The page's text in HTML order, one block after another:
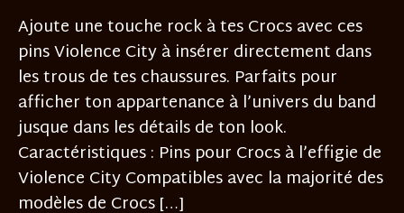
Ajoute une touche rock à tes Crocs avec ces
pins Violence City à insérer directement dans
les trous de tes chaussures. Parfaits pour
afficher ton appartenance à l’univers du band
jusque dans les détails de ton look.
Caractéristiques : Pins pour Crocs à l’effigie de
Violence City Compatibles avec la majorité des
modèles de Crocs […]